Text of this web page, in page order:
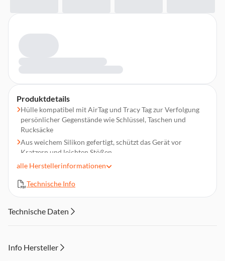
Produktdetails
Hülle kompatibel mit AirTag und Tracy Tag zur Verfolgung
persönlicher Gegenstände wie Schlüssel, Taschen und
Rucksäcke
Aus weichem Silikon gefertigt, schützt das Gerät vor
Kratzern und leichten Stößen
Integrierter Ring für eine stabile und sichere Befestigung an
Einfaches, farbiges Design, in verschiedenen Farben
erhältlich, passend zu jedem Stil
Einfach anzubringen und täglich zu nutzen, ohne
alle Herstellerinformationen
Technische Info
Technische Daten
Info Hersteller